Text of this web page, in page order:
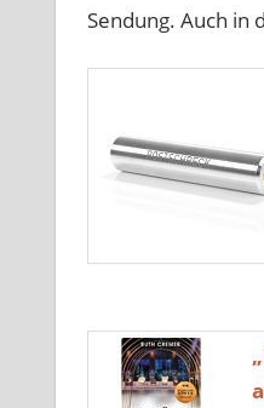
Sendung. Auch